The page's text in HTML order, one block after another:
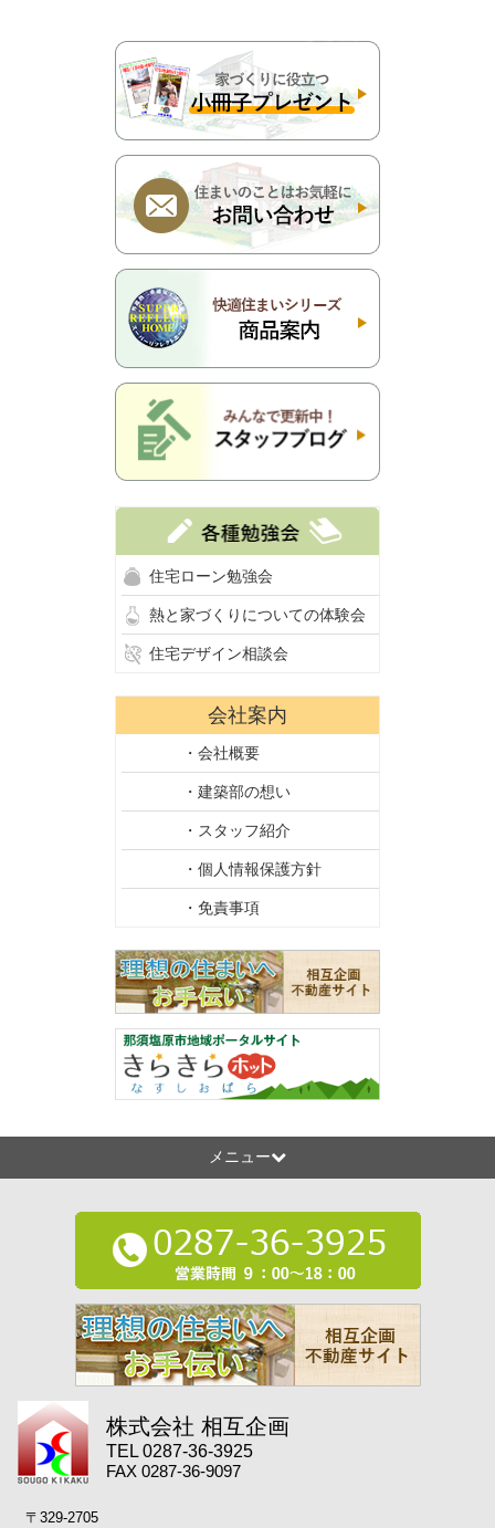
住宅ローン勉強会
熱と家づくりについての体験会
住宅デザイン相談会
会社案内
・会社概要
・建築部の想い
・スタッフ紹介
・個人情報保護方針
・免責事項
メニュー
株式会社 相互企画
TEL 0287-36-3925
FAX 0287-36-9097
〒329-2705